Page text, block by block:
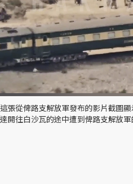
這張從俾路支解放軍發布的影片截圖
達開往白沙瓦的途中遭到俾路支解放